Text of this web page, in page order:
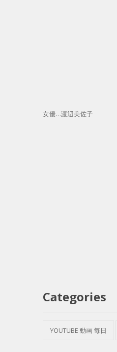
女優…渡辺美佐子
Categories
YOUTUBE 動画 毎日